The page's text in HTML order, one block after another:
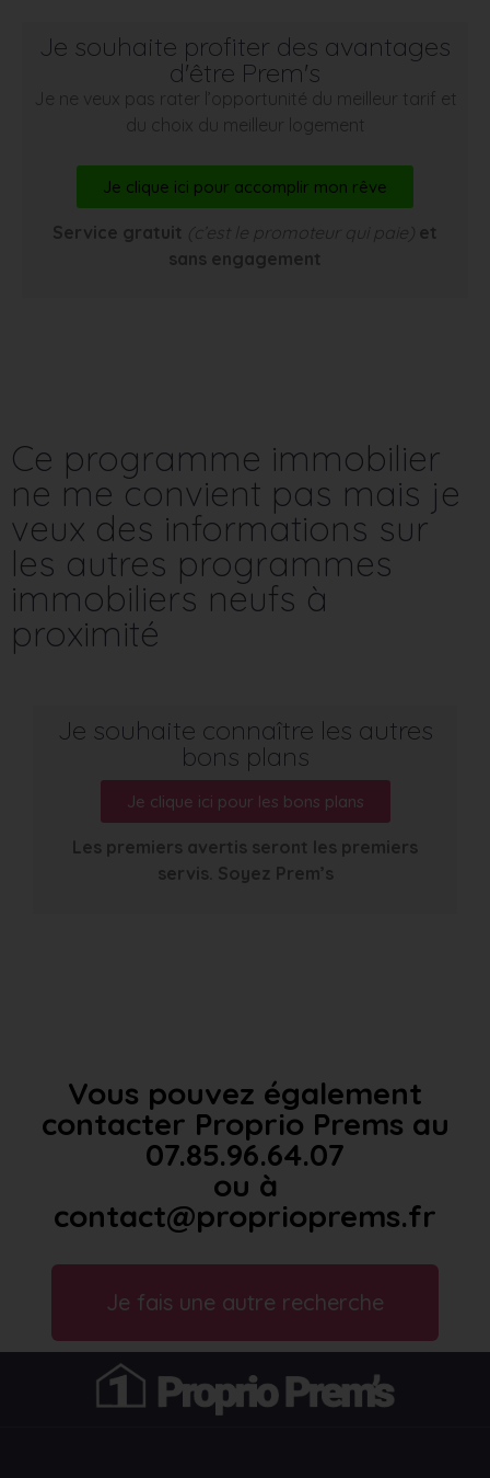
Je souhaite profiter des avantages
d'être Prem's
Je ne veux pas rater l’opportunité du meilleur tarif et
du choix du meilleur logement
Je clique ici pour accomplir mon rêve
Service gratuit (c’est le promoteur qui paie) et
sans engagement
Ce programme immobilier
ne me convient pas mais je
veux des informations sur
les autres programmes
immobiliers neufs à
proximité
Je souhaite connaître les autres
bons plans
Je clique ici pour les bons plans
Les premiers avertis seront les premiers
servis. Soyez Prem’s
Vous pouvez également
contacter Proprio Prems au
07.85.96.64.07
ou à
contact@proprioprems.fr
Je fais une autre recherche